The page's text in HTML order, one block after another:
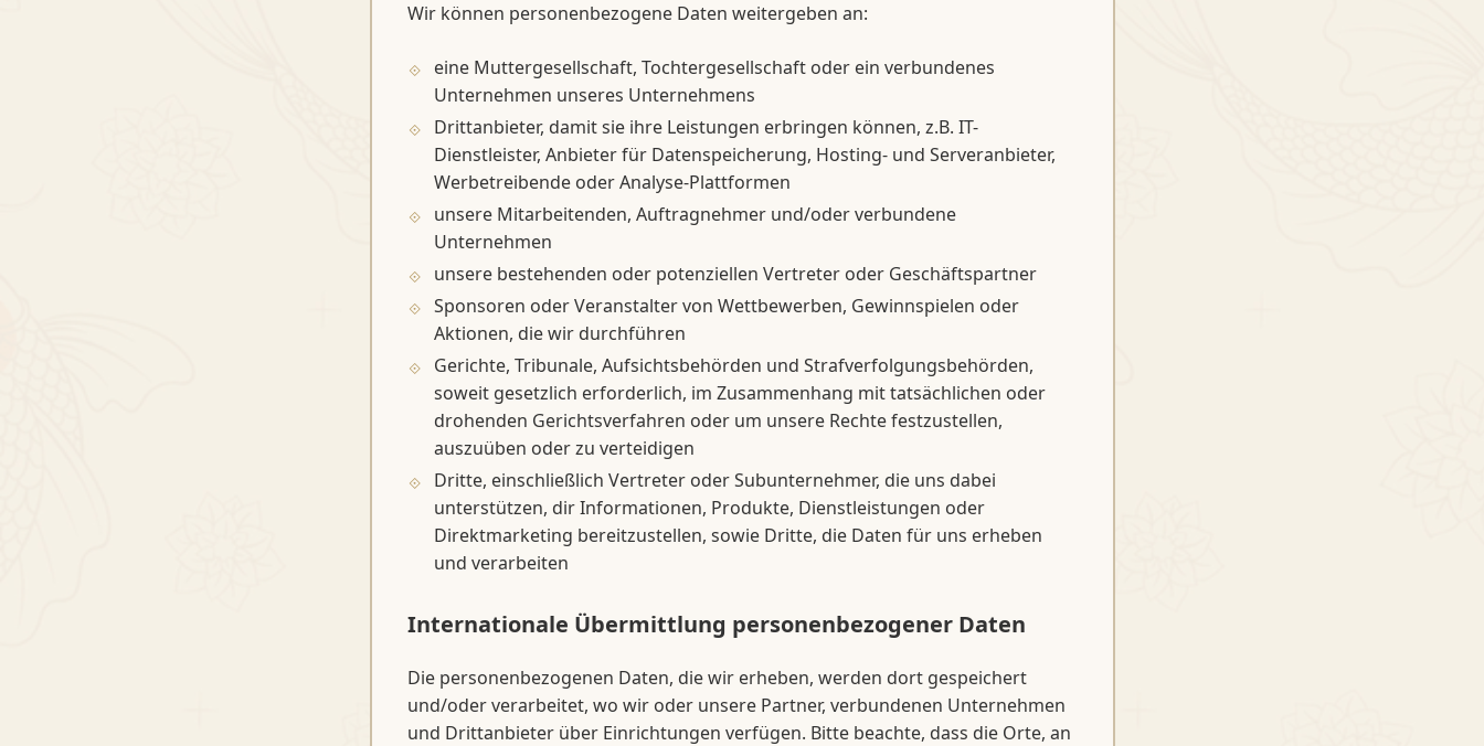
Wir können personenbezogene Daten weitergeben an:
eine Muttergesellschaft, Tochtergesellschaft oder ein verbundenes
Unternehmen unseres Unternehmens
Drittanbieter, damit sie ihre Leistungen erbringen können, z.B. IT-
Dienstleister, Anbieter für Datenspeicherung, Hosting- und Serveranbieter,
Werbetreibende oder Analyse-Plattformen
unsere Mitarbeitenden, Auftragnehmer und/oder verbundene
Unternehmen
unsere bestehenden oder potenziellen Vertreter oder Geschäftspartner
Sponsoren oder Veranstalter von Wettbewerben, Gewinnspielen oder
Aktionen, die wir durchführen
Gerichte, Tribunale, Aufsichtsbehörden und Strafverfolgungsbehörden,
soweit gesetzlich erforderlich, im Zusammenhang mit tatsächlichen oder
drohenden Gerichtsverfahren oder um unsere Rechte festzustellen,
auszuüben oder zu verteidigen
Dritte, einschließlich Vertreter oder Subunternehmer, die uns dabei
unterstützen, dir Informationen, Produkte, Dienstleistungen oder
Direktmarketing bereitzustellen, sowie Dritte, die Daten für uns erheben
und verarbeiten
Internationale Übermittlung personenbezogener Daten
Die personenbezogenen Daten, die wir erheben, werden dort gespeichert
und/oder verarbeitet, wo wir oder unsere Partner, verbundenen Unternehmen
und Drittanbieter über Einrichtungen verfügen. Bitte beachte, dass die Orte, an